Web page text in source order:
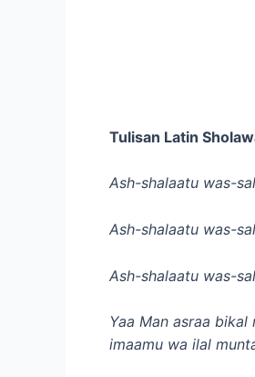
Tulisan Latin
Ash-shalaatu was-
Ash-shalaatu was-
Ash-shalaatu was-
Yaa Man asraa
imaamu wa ilal